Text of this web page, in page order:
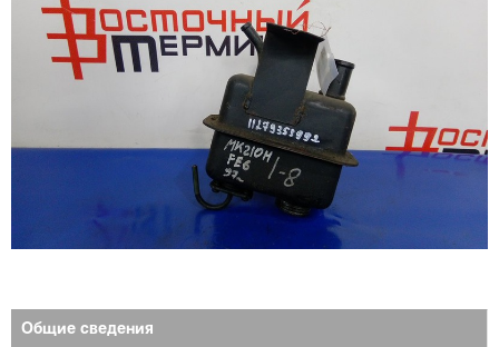
Общие сведения